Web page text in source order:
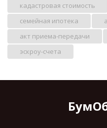
кадастровая стоимость
семейная ипотека
акт приема-передачи
эскроу-счета